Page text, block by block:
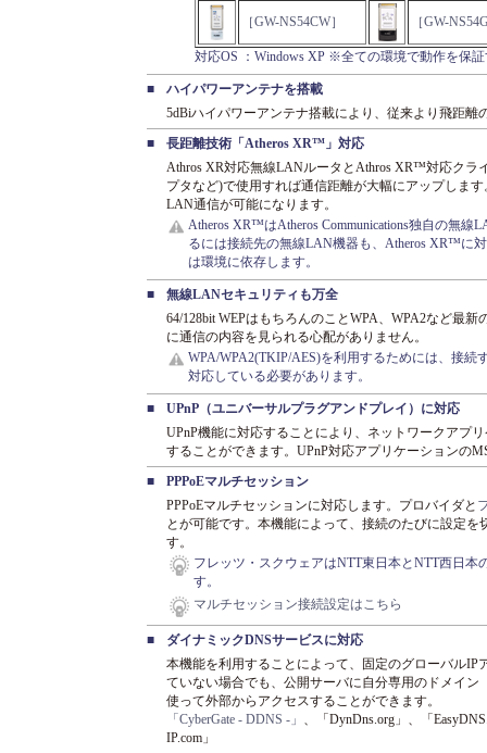
［GW-NS54CW］ ［GW-
対応OS ：Windows XP ※全ての環境で動作を保
■
ハイパワーアンテナを搭載
5dBiハイパワーアンテナ搭載により、従来より飛距離
■
長距離技術「Atheros XR™」対応
Athros XR対応無線LANルータとAthros XR™対応クラ
プタなど)で使用すれば通信距離が大幅にアップしま
LAN通信が可能になります。
Atheros XR™はAtheros Communications独自の無
るには接続先の無線LAN機器も、Atheros XR™に
は環境に依存します。
■
無線LANセキュリティも万全
64/128bit WEPはもちろんのことWPA、WPA2など最
に通信の内容を見られる心配がありません。
WPA/WPA2(TKIP/AES)を利用するためには、接続
対応している必要があります。
■
UPnP（ユニバーサルプラグアンドプレイ）に対応
UPnP機能に対応することにより、ネットワークアプ
することができます。UPnP対応アプリケーションの
■
PPPoEマルチセッション
PPPoEマルチセッションに対応します。プロバイダと
とが可能です。本機能によって、接続のたびに設定
す。
フレッツ・スクウェアはNTT東日本とNTT西日
す。
マルチセッション接続設定はこちら
■
ダイナミックDNSサービスに対応
本機能を利用することによって、固定のグローバルIP
ていない場合でも、公開サーバに自分専用のドメイン
使って外部からアクセスすることができます。
「CyberGate - DDNS -」 、「DynDns.org」、「
IP.com」